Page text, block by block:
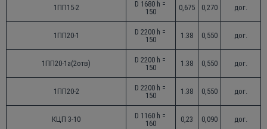
1ПП15-2 D 1680 h =
150 0,675 0,270 дог.
1ПП20-1 D 2200 h =
150 1.38 0,550 дог.
1ПП20-1а(2отв) D 2200 h =
150 1.38 0,550 дог.
1ПП20-2 D 2200 h =
150 1.38 0,550 дог.
КЦП 3-10 D 1160 h =
160 0,23 0,090 дог.